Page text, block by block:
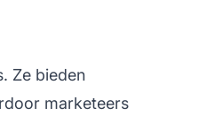
Ze bieden
marketeers